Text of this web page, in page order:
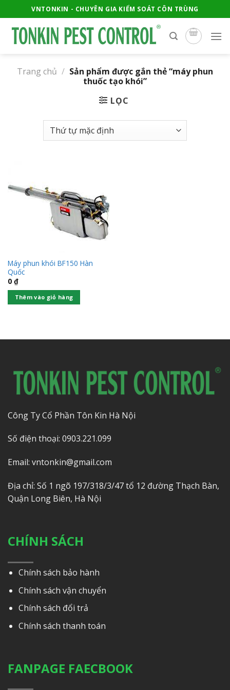
to
content
VNTONKIN - CHUYÊN GIA KIỂM SOÁT CÔN TRÙNG
Trang chủ / Sản phẩm được gắn thẻ “máy phun
thuốc tạo khói”
LỌC
Máy phun khói BF150 Hàn
Quốc
0 ₫
Thêm vào giỏ hàng
Công Ty Cổ Phần Tôn Kin Hà Nội
Số điện thoại: 0903.221.099
Email: vntonkin@gmail.com
Địa chỉ: Số 1 ngõ 197/318/3/47 tổ 12 đường Thạch Bàn,
Quận Long Biên, Hà Nội
CHÍNH SÁCH
Chính sách bảo hành
Chính sách vận chuyển
Chính sách đổi trả
Chính sách thanh toán
FANPAGE FAECBOOK